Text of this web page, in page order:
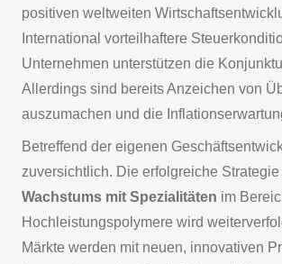
positiven weltweiten
International vorteilhaftere
Unternehmen unterstützen die
Allerdings sind bereits Anzeichen von
auszumachen und die
Betreffend der eigenen
zuversichtlich. Die erfolgreiche
Wachstums mit Spezialitäten im
Hochleistungspolymere wird
Märkte werden mit neuen, innovativen